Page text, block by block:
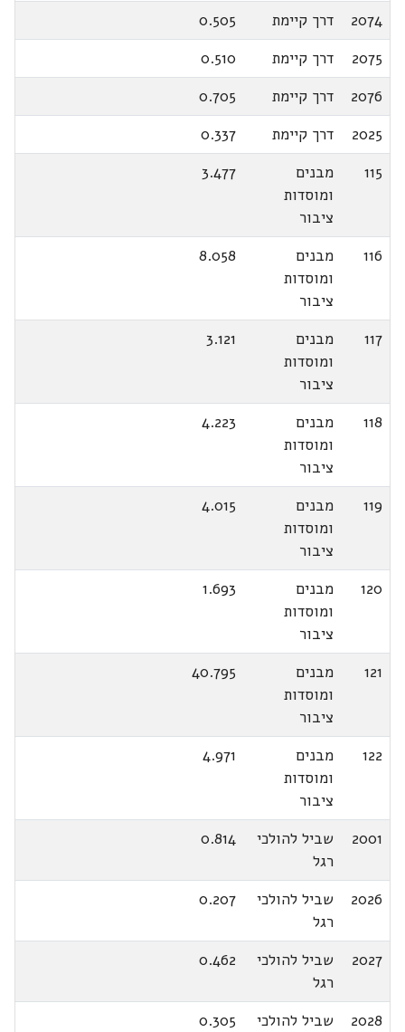
2074
דרך קיימת
0.505
2075
דרך קיימת
0.510
2076
דרך קיימת
0.705
2025
דרך קיימת
0.337
115
מבנים
ומוסדות
ציבור
3.477
116
מבנים
ומוסדות
ציבור
8.058
117
מבנים
ומוסדות
ציבור
3.121
118
מבנים
ומוסדות
ציבור
4.223
119
מבנים
ומוסדות
ציבור
4.015
120
מבנים
ומוסדות
ציבור
1.693
121
מבנים
ומוסדות
ציבור
40.795
122
מבנים
ומוסדות
ציבור
4.971
2001
שביל להולכי
רגל
0.814
2026
שביל להולכי
רגל
0.207
2027
שביל להולכי
רגל
0.462
2028
שביל להולכי
0.305